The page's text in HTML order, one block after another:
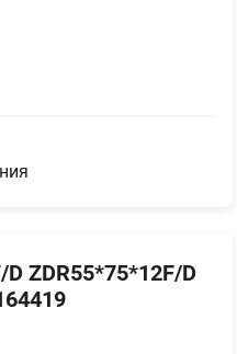
ZDR55*75*12F/D